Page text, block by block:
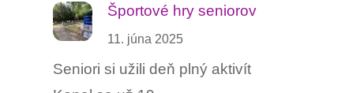
Športové hry seniorov
11. júna 2025
Seniori si užili deň plný aktivít